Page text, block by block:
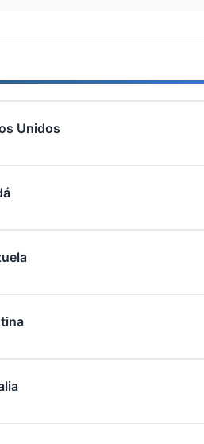
Unidos